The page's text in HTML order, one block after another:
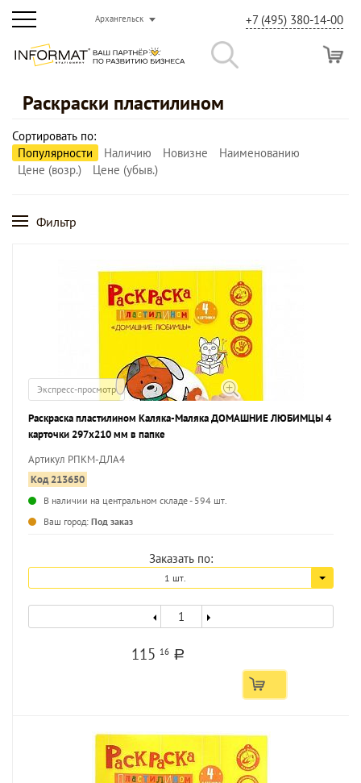
Архангельск +7 (495) 380-14-00
Раскраски пластилином
Сортировать по:
Популярности
Наличию Новизне
Наименованию
Цене (возр.)
Цене (убыв.)
Фильтр
Экспресс-просмотр
Раскраска пластилином Каляка-Маляка ДОМАШНИЕ ЛЮБИМЦЫ 4
карточки 297х210 мм в папке
Артикул РПКМ-ДЛА4
Код 213650
В наличии на центральном складе - 594 шт.
Ваш город: Под заказ
Заказать по:
1 шт.
115 16 a